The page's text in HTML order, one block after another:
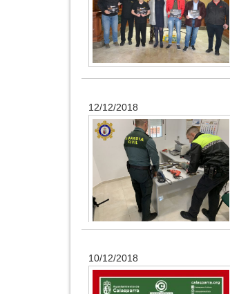
12/12/2018
10/12/2018